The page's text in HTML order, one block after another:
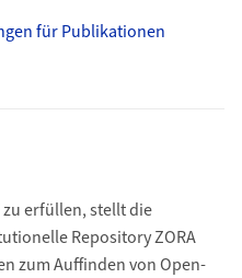
für Publikationen
zu erfüllen, stellt die
Repository ZORA
zum Auffinden von Open-